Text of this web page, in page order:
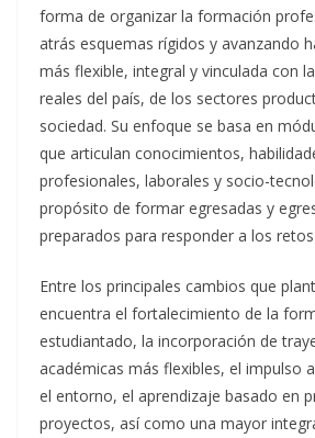
forma de organizar la formación
atrás esquemas rígidos y avanzando
más flexible, integral y vinculada con
reales del país, de los sectores
sociedad. Su enfoque se basa en
que articulan conocimientos,
profesionales, laborales y socio-
propósito de formar egresadas y
preparados para responder a los
Entre los principales cambios que
encuentra el fortalecimiento de la
estudiantado, la incorporación de
académicas más flexibles, el impulso
el entorno, el aprendizaje basado en
proyectos, así como una mayor